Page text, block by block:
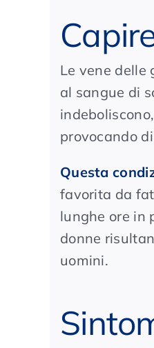
Le vene delle
al sangue di
provocando
Questa
favorita da
lunghe ore in
donne
uomini.